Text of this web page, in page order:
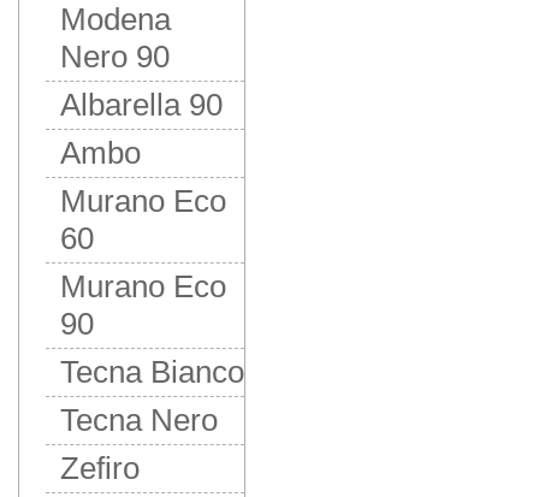
Modena
Nero 90
Albarella 90
Ambo
Murano Eco
60
Murano Eco
90
Tecna Bianco
Tecna Nero
Zefiro